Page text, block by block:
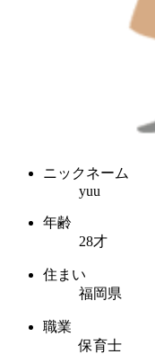
ニックネーム
yuu
年齢
28才
住まい
福岡県
職業
保育士